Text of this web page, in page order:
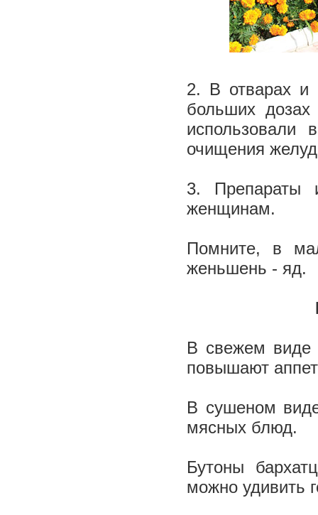
2. В отварах и
больших дозах
очищения
3. Препараты
женщинам.
Помните, в
женьшень - яд.
В свежем виде
повышают
В сушеном
мясных блюд.
Бутоны
можно удивить